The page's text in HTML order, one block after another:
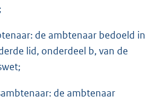
de ambtenaar bedoeld in
lid, onderdeel b, van de
de ambtenaar